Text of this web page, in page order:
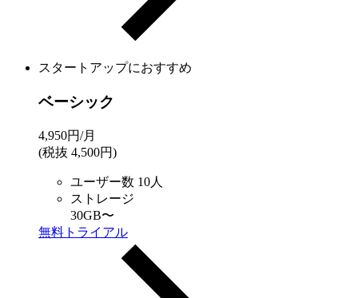
スタートアップにおすすめ
ベーシック
4,950円/月
(税抜 4,500円)
ユーザー数 10人
ストレージ
30GB〜
無料トライアル